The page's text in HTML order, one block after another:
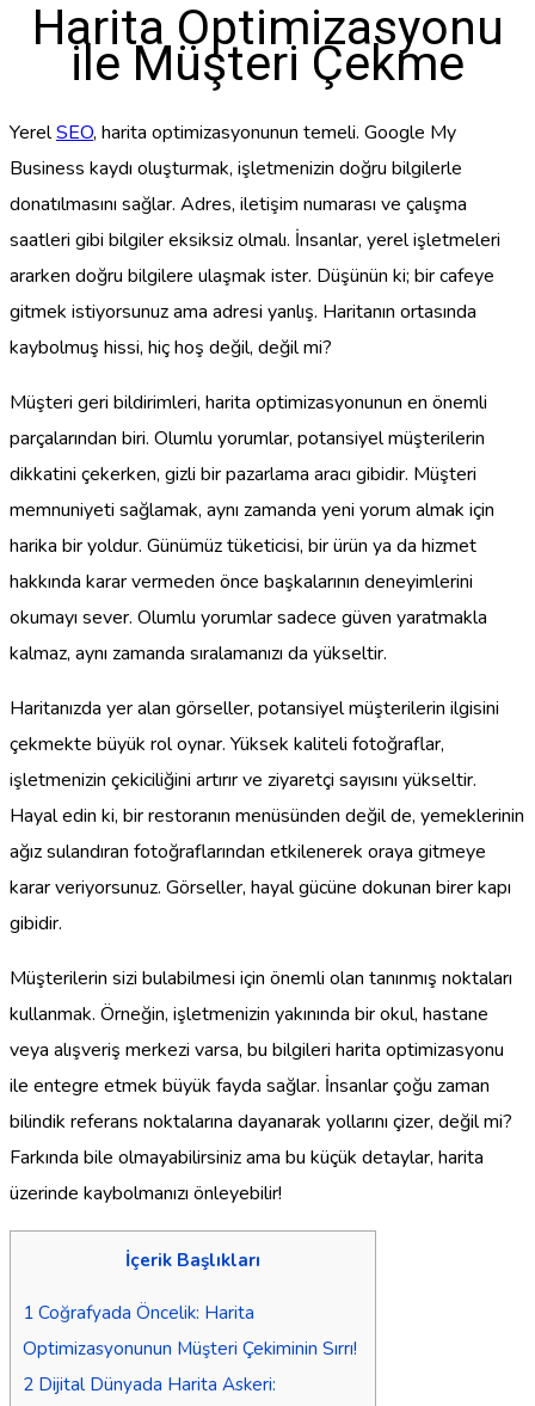
Harita Optimizasyonu
ile Müşteri Çekme
YerelSEO, harita optimizasyonunun temeli. Google My
Business kaydı oluşturmak, işletmenizin doğru bilgilerle
donatılmasını sağlar. Adres, iletişim numarası ve çalışma
saatleri gibi bilgiler eksiksiz olmalı. İnsanlar, yerel işletmeleri
ararken doğru bilgilere ulaşmak ister. Düşünün ki; bir cafeye
gitmek istiyorsunuz ama adresi yanlış. Haritanın ortasında
kaybolmuş hissi, hiç hoş değil, değil mi?
Müşteri geri bildirimleri, harita optimizasyonunun en önemli
parçalarından biri. Olumlu yorumlar, potansiyel müşterilerin
dikkatini çekerken, gizli bir pazarlama aracı gibidir. Müşteri
memnuniyeti sağlamak, aynı zamanda yeni yorum almak için
harika bir yoldur. Günümüz tüketicisi, bir ürün ya da hizmet
hakkında karar vermeden önce başkalarının deneyimlerini
okumayı sever. Olumlu yorumlar sadece güven yaratmakla
kalmaz, aynı zamanda sıralamanızı da yükseltir.
Haritanızda yer alan görseller, potansiyel müşterilerin ilgisini
çekmekte büyük rol oynar. Yüksek kaliteli fotoğraflar,
işletmenizin çekiciliğini artırır ve ziyaretçi sayısını yükseltir.
Hayal edin ki, bir restoranın menüsünden değil de, yemeklerinin
ağız sulandıran fotoğraflarından etkilenerek oraya gitmeye
karar veriyorsunuz. Görseller, hayal gücüne dokunan birer kapı
gibidir.
Müşterilerin sizi bulabilmesi için önemli olan tanınmış noktaları
kullanmak. Örneğin, işletmenizin yakınında bir okul, hastane
veya alışveriş merkezi varsa, bu bilgileri harita optimizasyonu
ile entegre etmek büyük fayda sağlar. İnsanlar çoğu zaman
bilindik referans noktalarına dayanarak yollarını çizer, değil mi?
Farkında bile olmayabilirsiniz ama bu küçük detaylar, harita
üzerinde kaybolmanızı önleyebilir!
İçerik Başlıkları
1 Coğrafyada Öncelik: Harita
Optimizasyonunun Müşteri Çekiminin Sırrı!
2 Dijital Dünyada Harita Askeri: